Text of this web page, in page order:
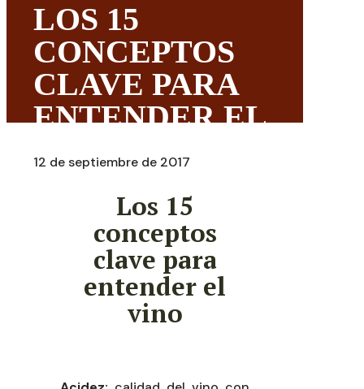
LOS 15
CONCEPTOS
CLAVE PARA
ENTENDER EL
VINO
12 de septiembre de 2017
Los 15
conceptos
clave para
entender el
vino